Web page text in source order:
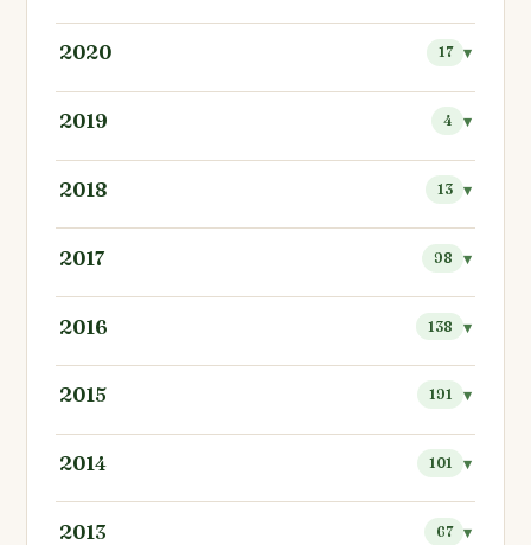
2020 17
2019 4
2018 13
2017 98
2016 138
2015 191
2014 101
2013 67